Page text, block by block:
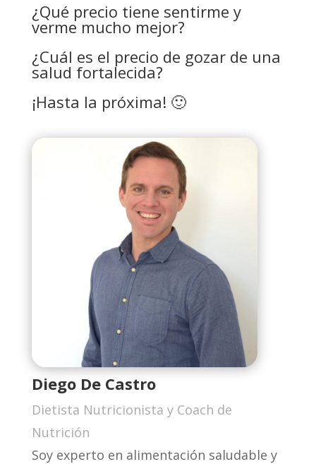
¿Qué precio tiene sentirme y
verme mucho mejor?
¿Cuál es el precio de gozar de una
salud fortalecida?
¡Hasta la próxima! 🙂
Diego De Castro
Dietista Nutricionista y Coach de
Nutrición
Soy experto en alimentación saludable y